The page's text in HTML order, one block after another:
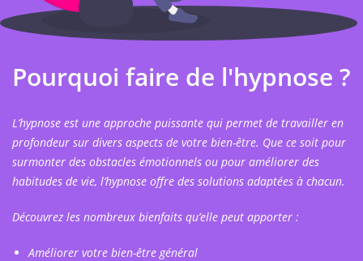
Pourquoi faire de l'hypnose ?
L’hypnose est une approche puissante qui permet de travailler en
profondeur sur divers aspects de votre bien-être. Que ce soit pour
surmonter des obstacles émotionnels ou pour améliorer des
habitudes de vie, l’hypnose offre des solutions adaptées à chacun.
Découvrez les nombreux bienfaits qu’elle peut apporter :
Améliorer votre bien-être général